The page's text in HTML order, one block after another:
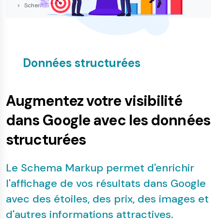
Schema Markup et Rich Snippets : Guide complet
Données structurées
Augmentez votre visibilité
dans Google avec les données
structurées
Le Schema Markup permet d'enrichir
l'affichage de vos résultats dans Google
avec des étoiles, des prix, des images et
d'autres informations attractives.